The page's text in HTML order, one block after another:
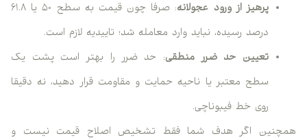
پرهیز از ورود عجولانه
: صرفا چون قیمت به سطح ۵۰ یا ۶۱.۸
درصد رسیده، نباید وارد معامله شد؛ تاییدیه لازم است.
تعیین حد ضرر منطقی: حد ضرر را بهتر است پشت یک
سطح معتبر یا ناحیه حمایت و مقاومت قرار دهید، نه دقیقا
روی خط فیبوناچی.
همچنین اگر هدف شما فقط تشخیص اصلاح قیمت نیست و